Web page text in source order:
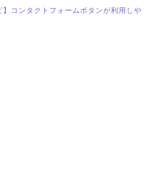
】コンタクトフォームボタンが利用しや